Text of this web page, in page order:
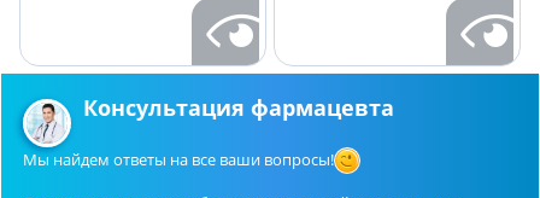
Консультация фармацевта
Мы найдем ответы на все ваши вопросы!